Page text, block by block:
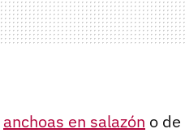
anchoas en salazón o